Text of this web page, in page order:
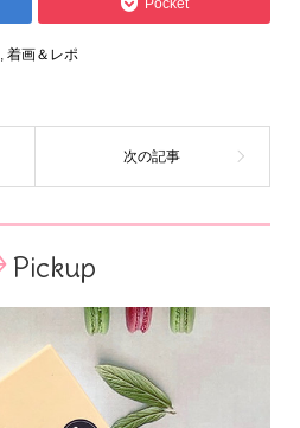
Pocket
, 着画＆レポ
Pickup